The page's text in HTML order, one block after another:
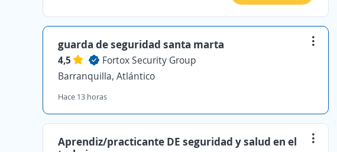
guarda de seguridad santa marta
4,5
Fortox Security Group
Barranquilla, Atlántico
Hace 13 horas
Aprendiz/practicante DE seguridad y salud en el